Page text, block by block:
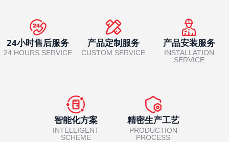
24小时售后服务
24 HOURS SERVICE
产品定制服务
CUSTOM SERVICE
产品安装服务
INSTALLATION
SERVICE
智能化方案
INTELLIGENT
SCHEME
精密生产工艺
PRODUCTION
PROCESS